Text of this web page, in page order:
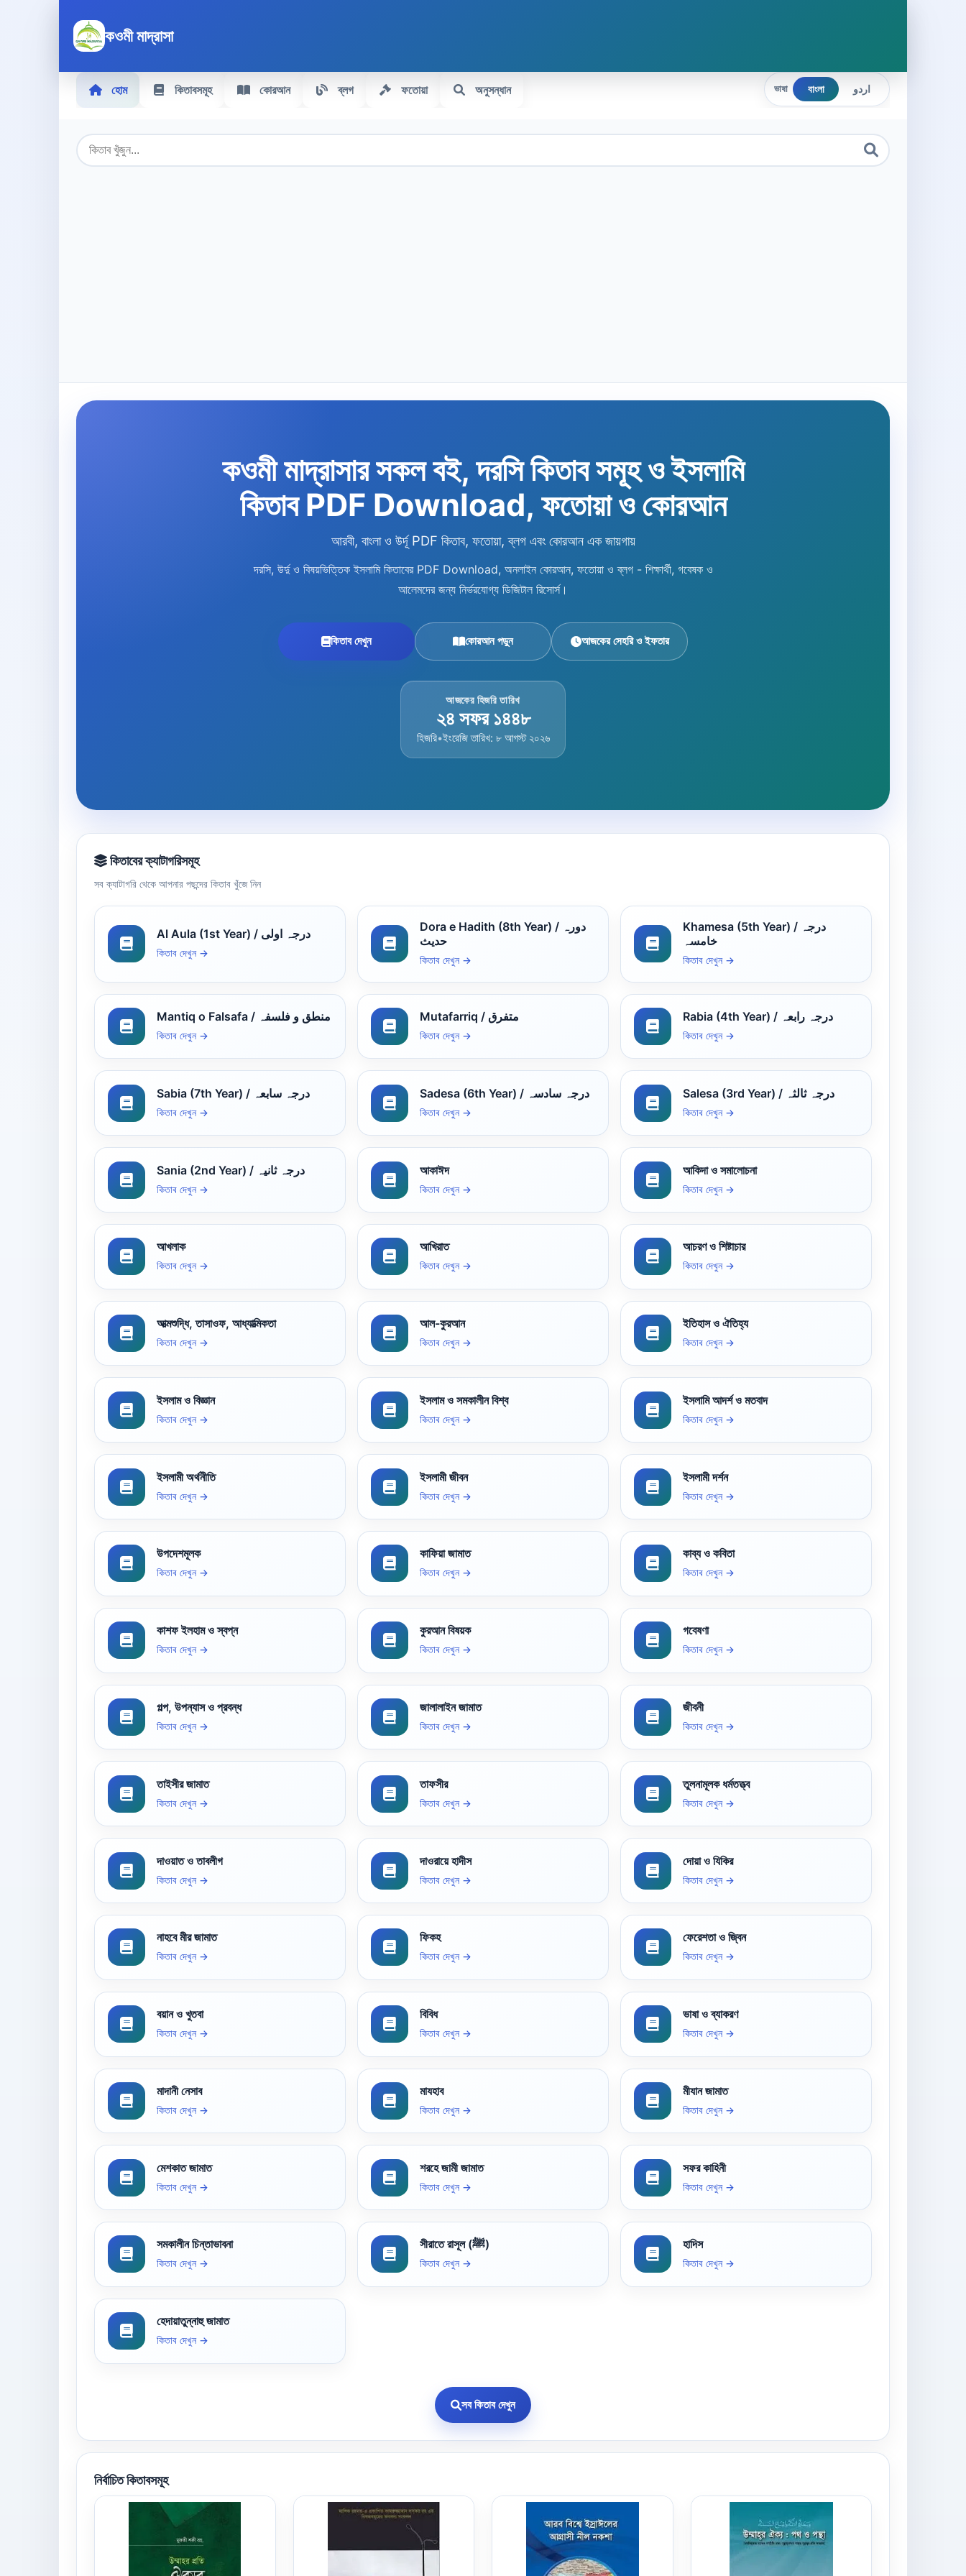
কওমী মাদ্রাসা
হোম কিতাবসমূহ কোরআন ব্লগ ফতোয়া অনুসন্ধান ভাষা বাংলা اردو
কওমী মাদ্রাসার সকল বই, দরসি কিতাব সমূহ ও ইসলামি
কিতাব PDF Download, ফতোয়া ও কোরআন
আরবী, বাংলা ও উর্দূ PDF কিতাব, ফতোয়া, ব্লগ এবং কোরআন এক জায়গায়
দরসি, উর্দু ও বিষয়ভিত্তিক ইসলামি কিতাবের PDF Download, অনলাইন কোরআন, ফতোয়া ও ব্লগ - শিক্ষার্থী, গবেষক ও
আলেমদের জন্য নির্ভরযোগ্য ডিজিটাল রিসোর্স।
কিতাব দেখুন কোরআন পড়ুন আজকের সেহরি ও ইফতার
আজকের হিজরি তারিখ
২৪ সফর ১৪৪৮
হিজরি•ইংরেজি তারিখ: ৮ আগস্ট ২০২৬
কিতাবের ক্যাটাগরিসমূহ
সব ক্যাটাগরি থেকে আপনার পছন্দের কিতাব খুঁজে নিন
Al Aula (1st Year) / درجہ اولی
কিতাব দেখুন →
Dora e Hadith (8th Year) / دورہ
حدیث
কিতাব দেখুন →
Khamesa (5th Year) / درجہ
خامسہ
কিতাব দেখুন →
Mantiq o Falsafa / منطق و فلسفہ
কিতাব দেখুন →
Mutafarriq / متفرق
কিতাব দেখুন →
Rabia (4th Year) / درجہ رابعہ
কিতাব দেখুন →
Sabia (7th Year) / درجہ سابعہ
কিতাব দেখুন →
Sadesa (6th Year) / درجہ سادسہ
কিতাব দেখুন →
Salesa (3rd Year) / درجہ ثالثہ
কিতাব দেখুন →
Sania (2nd Year) / درجہ ثانیہ
কিতাব দেখুন →
আকাঈদ
কিতাব দেখুন →
আকিদা ও সমালোচনা
কিতাব দেখুন →
আখলাক
কিতাব দেখুন →
আখিরাত
কিতাব দেখুন →
আচরণ ও শিষ্টাচার
কিতাব দেখুন →
আত্মশুদ্ধি, তাসাওফ, আধ্যাত্মিকতা
কিতাব দেখুন →
আল-কুরআন
কিতাব দেখুন →
ইতিহাস ও ঐতিহ্য
কিতাব দেখুন →
ইসলাম ও বিজ্ঞান
কিতাব দেখুন →
ইসলাম ও সমকালীন বিশ্ব
কিতাব দেখুন →
ইসলামি আদর্শ ও মতবাদ
কিতাব দেখুন →
ইসলামী অর্থনীতি
কিতাব দেখুন →
ইসলামী জীবন
কিতাব দেখুন →
ইসলামী দর্শন
কিতাব দেখুন →
উপদেশমূলক
কিতাব দেখুন →
কাফিয়া জামাত
কিতাব দেখুন →
কাব্য ও কবিতা
কিতাব দেখুন →
কাশফ ইলহাম ও স্বপ্ন
কিতাব দেখুন →
কুরআন বিষয়ক
কিতাব দেখুন →
গবেষণা
কিতাব দেখুন →
গল্প, উপন্যাস ও প্রবন্ধ
কিতাব দেখুন →
জালালাইন জামাত
কিতাব দেখুন →
জীবনী
কিতাব দেখুন →
তাইসীর জামাত
কিতাব দেখুন →
তাফসীর
কিতাব দেখুন →
তুলনামূলক ধর্মতত্ত্ব
কিতাব দেখুন →
দাওয়াত ও তাবলীগ
কিতাব দেখুন →
দাওরায়ে হাদীস
কিতাব দেখুন →
দোয়া ও যিকির
কিতাব দেখুন →
নাহবে মীর জামাত
কিতাব দেখুন →
ফিকহ
কিতাব দেখুন →
ফেরেশতা ও জ্বিন
কিতাব দেখুন →
বয়ান ও খুতবা
কিতাব দেখুন →
বিবিধ
কিতাব দেখুন →
ভাষা ও ব্যাকরণ
কিতাব দেখুন →
মাদানী নেসাব
কিতাব দেখুন →
মাযহাব
কিতাব দেখুন →
মীযান জামাত
কিতাব দেখুন →
মেশকাত জামাত
কিতাব দেখুন →
শরহে জামী জামাত
কিতাব দেখুন →
সফর কাহিনী
কিতাব দেখুন →
সমকালীন চিন্তাভাবনা
কিতাব দেখুন →
সীরাতে রাসূল (ﷺ)
কিতাব দেখুন →
হাদিস
কিতাব দেখুন →
হেদায়াতুন্নাহু জামাত
কিতাব দেখুন →
সব কিতাব দেখুন
নির্বাচিত কিতাবসমূহ